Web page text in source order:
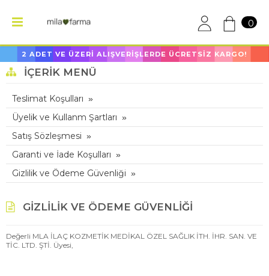
0
2 ADET VE ÜZERİ ALIŞVERİŞLERDE ÜCRETSİZ KARGO!
İÇERIK MENÜ
Teslimat Koşulları
Üyelik ve Kullanm Şartları
Satış Sözleşmesi
Garanti ve İade Koşulları
Gizlilik ve Ödeme Güvenliği
GIZLILIK VE ÖDEME GÜVENLIĞI
Değerli MLA İLAÇ KOZMETİK MEDİKAL ÖZEL SAĞLIK İTH. İHR. SAN. VE
TİC. LTD. ŞTİ. Üyesi,